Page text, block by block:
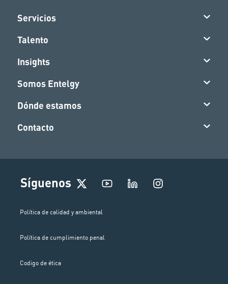
Servicios
Talento
Insights
Somos Entelgy
Dónde estamos
Contacto
Síguenos
I
n
Política de calidad y ambiental
Política de cumplimiento penal
Codigo de ética